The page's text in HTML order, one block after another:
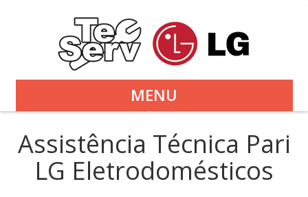
MENU
Assistência Técnica Pari
LG Eletrodomésticos